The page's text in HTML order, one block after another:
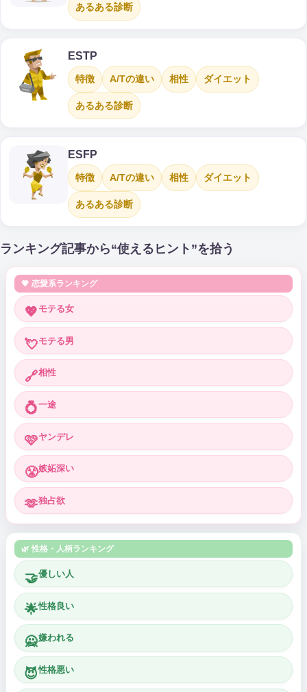
あるある診断
ESTP
特徴 A/Tの違い 相性 ダイエット
あるある診断
ESFP
特徴 A/Tの違い 相性 ダイエット
あるある診断
ランキング記事から“使えるヒント”を拾う
💗 恋愛系ランキング
💖 モテる女
💘モテる男
🔗相性
💍一途
🩷ヤンデレ
😤嫉妬深い
🫶独占欲
🌿 性格・人柄ランキング
🤝優しい人
🌟性格良い
🙅嫌われる
😈性格悪い